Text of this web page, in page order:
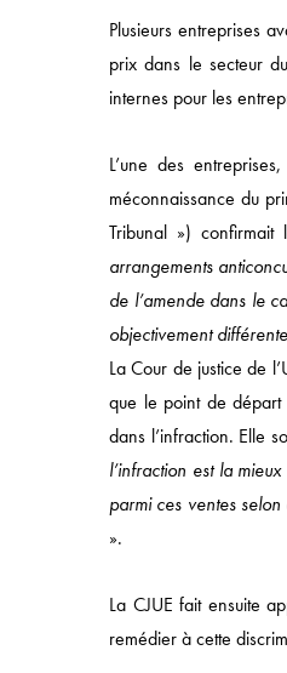
Plusieurs entreprises
prix dans le secteur
internes pour les
L’une des
méconnaissance du
Tribunal »)
arrangements
de l’amende dans le
objectivement
La Cour de justice de
que le point de départ
dans l’infraction. Elle
l’infraction est la
parmi ces ventes
».
La CJUE fait ensuite
remédier à cette
ACCUEIL
APPROCHE
COMPÉTENCES
SECTEURS
ÉQUIPES
49 AVENUE DE
T:+33 (0)1 43 18